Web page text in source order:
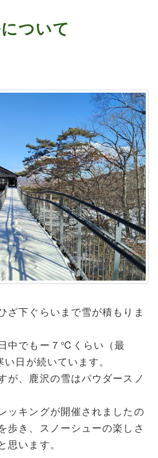
ついて
ざ下ぐらいまで雪が積もりま
中でもー７℃くらい（最
日が続いています。
が、鹿沢の雪はパウダースノ
ッキングが開催されましたの
歩き、スノーシューの楽しさ
思います。